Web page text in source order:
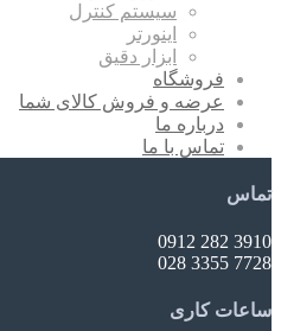
سیستم کنترل
اینورتر
ابزار دقیق
فروشگاه
عرضه و فروش کالای شما
درباره ما
تماس با ما
تماس
3910 282 0912
7728 3355 028
ساعات کاری